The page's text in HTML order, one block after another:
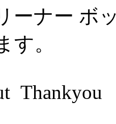
ーナー ボ
す。
Thankyou